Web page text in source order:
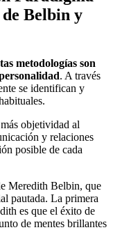
de Belbin y
metodologías son
. A través
se identifican y
objetividad al
y relaciones
posible de cada
Meredith Belbin, que
pautada. La primera
es que el éxito de
de mentes brillantes